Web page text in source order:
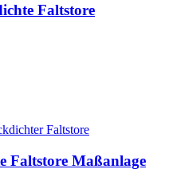
Faltstore
Faltstore Maßanlage